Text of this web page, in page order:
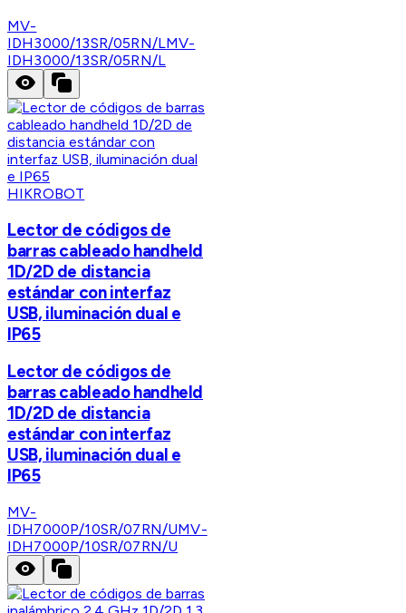
MV-
IDH3000/13SR/05RN/LMV-
IDH3000/13SR/05RN/L
HIKROBOT
Lector de códigos de
barras cableado handheld
1D/2D de distancia
estándar con interfaz
USB, iluminación dual e
IP65
Lector de códigos de
barras cableado handheld
1D/2D de distancia
estándar con interfaz
USB, iluminación dual e
IP65
MV-
IDH7000P/10SR/07RN/UMV-
IDH7000P/10SR/07RN/U